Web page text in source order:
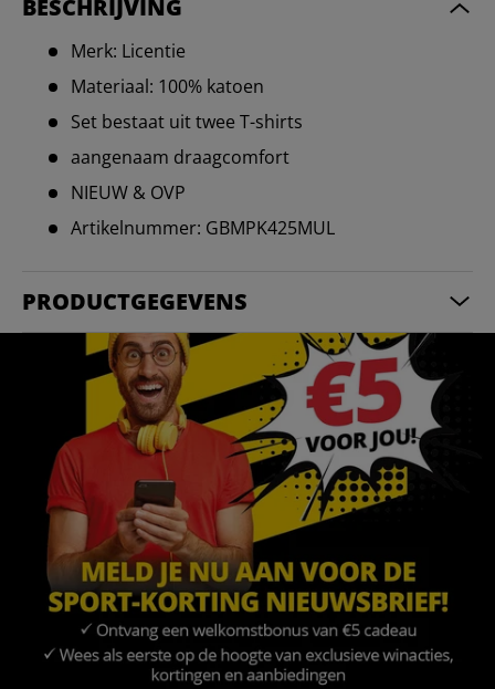
BESCHRIJVING
Merk: Licentie
Materiaal: 100% katoen
Set bestaat uit twee T-shirts
aangenaam draagcomfort
NIEUW & OVP
Artikelnummer: GBMPK425MUL
PRODUCTGEGEVENS